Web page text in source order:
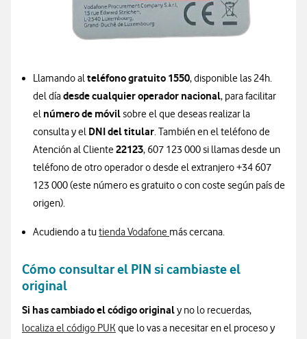
Llamando alteléfono gratuito 1550, disponible las 24h.
del díadesde cualquier operador nacional, para facilitar
el número de móvilsobre el que deseas realizar la
consulta y el DNI del titular. También en el teléfono de
Atención al Cliente22123, 607 123 000 si llamas desde un
teléfono de otro operador o desde el extranjero +34 607
123 000 (este número es gratuito o con coste según país de
origen).
Acudiendo a tutienda Vodafone más cercana.
Cómo consultar el PIN si cambiaste el
original
Si has cambiado el código originaly no lo recuerdas,
localiza el código PUK que lo vas a necesitar en el proceso y